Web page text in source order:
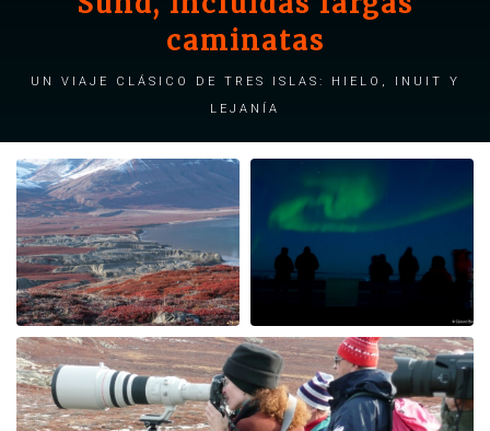
caminatas
Un viaje clásico de tres islas: hielo, Inuit y
lejanía